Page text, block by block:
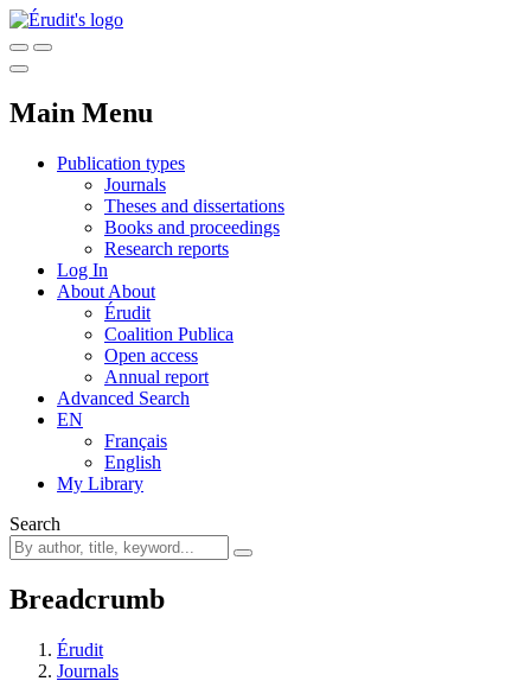
Main Menu
Publication types
Journals
Theses and dissertations
Books and proceedings
Research reports
Log In
About About
Érudit
Coalition Publica
Open access
Annual report
Advanced Search
EN
Français
English
My Library
Search
Breadcrumb
Érudit
Journals